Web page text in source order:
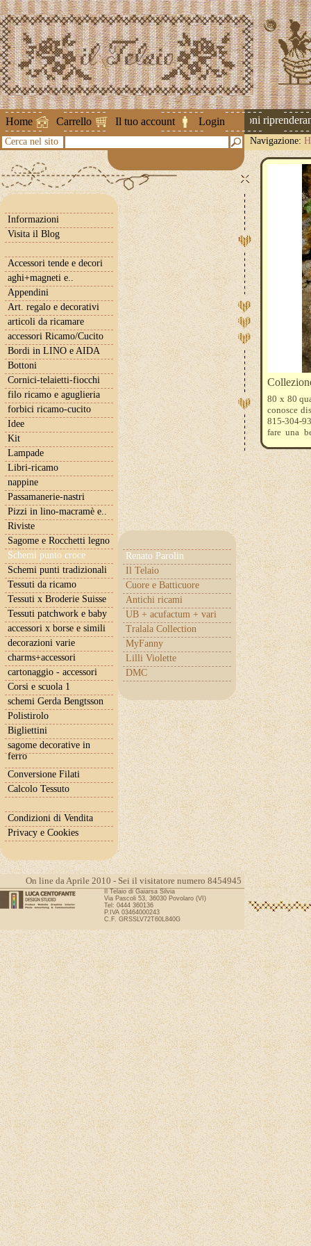
Home Carrello Il tuo account Login
Attenzione ! Le spedizioni
Cerca nel sito Navigazione:
Informazioni
Visita il Blog
Accessori tende e decori
aghi+magneti e..
Appendini
Art. regalo e decorativi
articoli da ricamare
accessori Ricamo/Cucito
Bordi in LINO e AIDA
Bottoni
Cornici-telaietti-fiocchi
filo ricamo e aguglieria
forbici ricamo-cucito
Idee
Kit
Lampade
Libri-ricamo
nappine
Passamanerie-nastri
Pizzi in lino-macramè e..
Riviste
Sagome e Rocchetti legno
Schemi punto croce
Renato Parolin
Il Telaio
Cuore e Batticuore
Antichi ricami
UB + acufactum + vari
Tralala Collection
MyFanny
Lilli Violette
DMC
Schemi punti tradizionali
Tessuti da ricamo
Tessuti x Broderie Suisse
Tessuti patchwork e baby
accessori x borse e simili
decorazioni varie
charms+accessori
cartonaggio - accessori
Corsi e scuola 1
schemi Gerda Bengtsson
Polistirolo
Bigliettini
sagome decorative in
ferro
Conversione Filati
Calcolo Tessuto
Condizioni di Vendita
Privacy e Cookies
80 x 80
conosce
815-304-
fare una
On line da Aprile 2010 - Sei il visitatore numero 8454945
Il Telaio di Gaiarsa Silvia
Via Pascoli 53, 36030 Povolaro (VI)
Tel: 0444 360136
P.IVA 03464000243
C.F. GRSSLV72T60L840G